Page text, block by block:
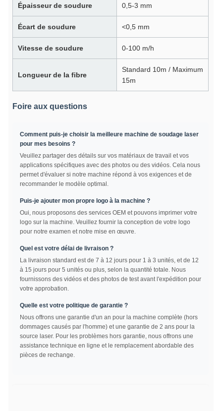
Épaisseur de soudure 0,5-3 mm
Écart de soudure <0,5 mm
Vitesse de soudure 0-100 m/h
Longueur de la fibre
Standard 10m / Maximum
15m
Foire aux questions
Comment puis-je choisir la meilleure machine de soudage laser
pour mes besoins ?
Veuillez partager des détails sur vos matériaux de travail et vos
applications spécifiques avec des photos ou des vidéos. Cela nous
permet d'évaluer si notre machine répond à vos exigences et de
recommander le modèle optimal.
Puis-je ajouter mon propre logo à la machine ?
Oui, nous proposons des services OEM et pouvons imprimer votre
logo sur la machine. Veuillez fournir la conception de votre logo
pour notre examen et notre mise en œuvre.
Quel est votre délai de livraison ?
La livraison standard est de 7 à 12 jours pour 1 à 3 unités, et de 12
à 15 jours pour 5 unités ou plus, selon la quantité totale. Nous
fournissons des vidéos et des photos de test avant l'expédition pour
votre approbation.
Quelle est votre politique de garantie ?
Nous offrons une garantie d'un an pour la machine complète (hors
dommages causés par l'homme) et une garantie de 2 ans pour la
source laser. Pour les problèmes hors garantie, nous offrons une
assistance technique en ligne et le remplacement abordable des
pièces de rechange.